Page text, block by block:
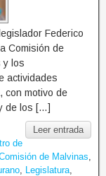
Federico
Comisión de
y los
actividades
con motivo de
de los […]
Leer entrada
de
de Malvinas
Legislatura